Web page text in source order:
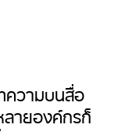
ความบนสื่อ
ายองค์กรก็